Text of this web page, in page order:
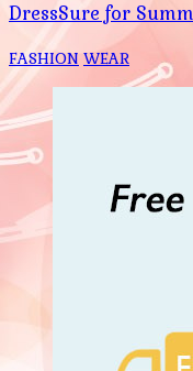
DressSure for
FASHION WEAR